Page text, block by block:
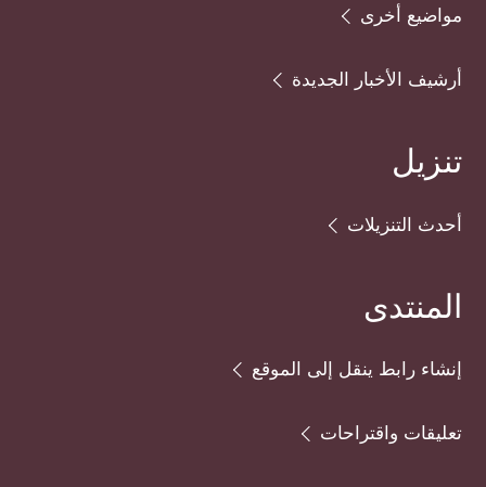
مواضيع أخرى
أرشيف الأخبار الجديدة
تنزيل
أحدث التنزيلات
المنتدى
إنشاء رابط ينقل إلى الموقع
تعليقات واقتراحات